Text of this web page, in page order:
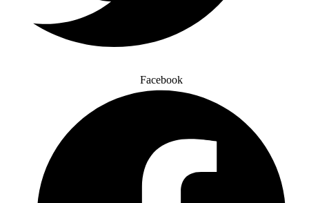
Facebook